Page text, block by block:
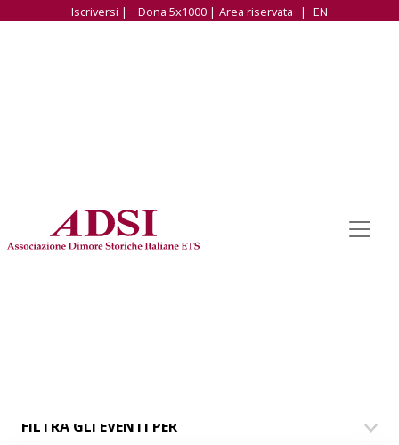
Iscriversi | Dona 5x1000 | Area riservata | EN
FILTRA GLI EVENTI PER